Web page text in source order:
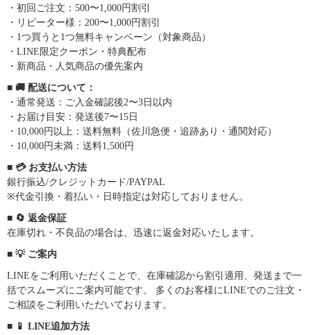
・初回ご注文：500〜1,000円割引
・リピーター様：200〜1,000円割引
・1つ買うと1つ無料キャンペーン（対象商品）
・LINE限定クーポン・特典配布
・新商品・人気商品の優先案内
■ 🚚 配送について：
・通常発送：ご入金確認後2〜3日以内
・お届け目安：発送後7〜15日
・10,000円以上：送料無料（佐川急便・追跡あり・通関対応）
・10,000円未満：送料1,500円
■ 💳 お支払い方法
銀行振込/クレジットカード/PAYPAL
※代金引換・着払い・日時指定は対応しておりません。
■ 🔄 返金保証
在庫切れ・不良品の場合は、迅速に返金対応いたします。
■ 💡 ご案内
LINEをご利用いただくことで、在庫確認から割引適用、発送まで一
括でスムーズにご案内可能です。 多くのお客様にLINEでのご注文・
ご相談をご利用いただいております。
■ 📱 LINE追加方法